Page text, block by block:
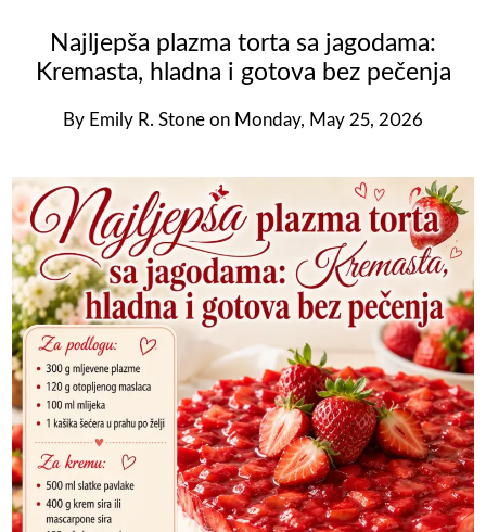
Najljepša plazma torta sa jagodama:
Kremasta, hladna i gotova bez pečenja
By Emily R. Stone on Monday, May 25, 2026